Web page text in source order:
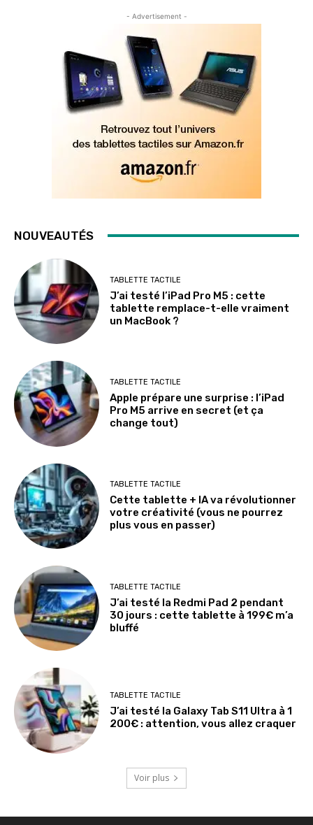
- Advertisement -
NOUVEAUTÉS
TABLETTE TACTILE
J’ai testé l’iPad Pro M5 : cette
tablette remplace-t-elle vraiment
un MacBook ?
TABLETTE TACTILE
Apple prépare une surprise : l’iPad
Pro M5 arrive en secret (et ça
change tout)
TABLETTE TACTILE
Cette tablette + IA va révolutionner
votre créativité (vous ne pourrez
plus vous en passer)
TABLETTE TACTILE
J’ai testé la Redmi Pad 2 pendant
30 jours : cette tablette à 199€ m’a
bluffé
TABLETTE TACTILE
J’ai testé la Galaxy Tab S11 Ultra à 1
200€ : attention, vous allez craquer
Voir plus